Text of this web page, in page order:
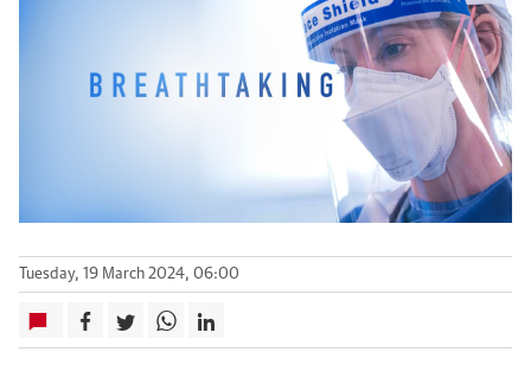
Tuesday, 19 March 2024, 06:00